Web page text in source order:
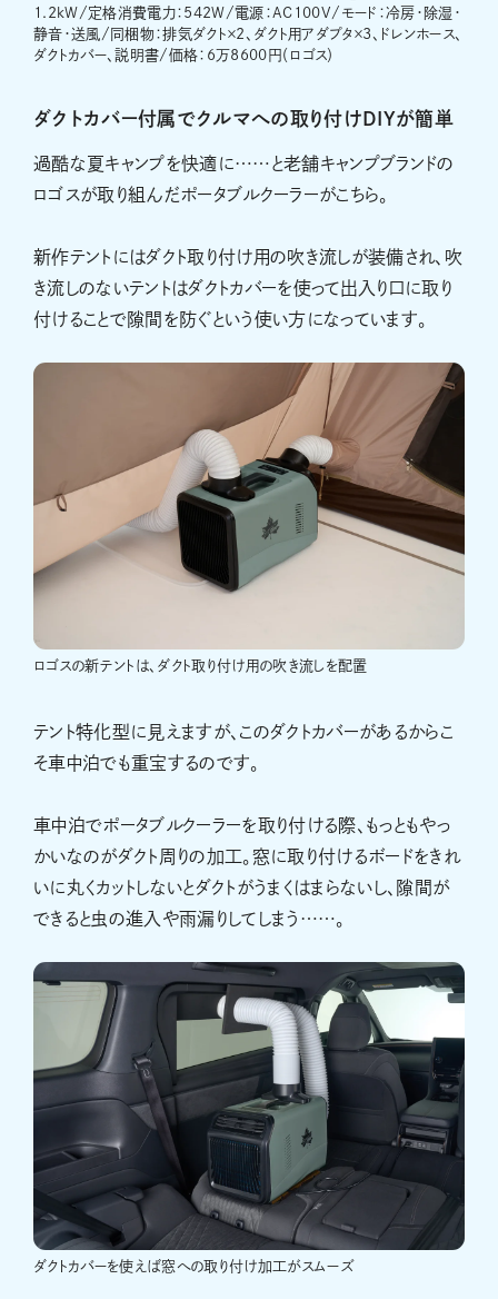
1.2kW/定格消費電力：542W/電源：AC100V/モード：冷房・除湿・
静音・送風/同梱物：排気ダクト×2、ダクト用アダプタ×3、ドレンホース、
ダクトカバー、説明書/価格：6万8600円（ロゴス）
ダクトカバー付属でクルマへの取り付けDIYが簡単
過酷な夏キャンプを快適に……と老舗キャンプブランドの
ロゴスが取り組んだポータブルクーラーがこちら。
新作テントにはダクト取り付け用の吹き流しが装備され、吹
き流しのないテントはダクトカバーを使って出入り口に取り
付けることで隙間を防ぐという使い方になっています。
ロゴスの新テントは、ダクト取り付け用の吹き流しを配置
テント特化型に見えますが、このダクトカバーがあるからこ
そ車中泊でも重宝するのです。
車中泊でポータブルクーラーを取り付ける際、もっともやっ
かいなのがダクト周りの加工。窓に取り付けるボードをきれ
いに丸くカットしないとダクトがうまくはまらないし、隙間が
できると虫の進入や雨漏りしてしまう……。
ダクトカバーを使えば窓への取り付け加工がスムーズ